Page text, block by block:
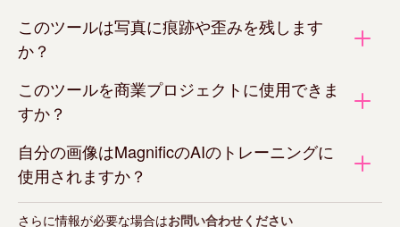
このツールは写真に痕跡や歪みを残します
か？
このツールを商業プロジェクトに使用できま
すか？
自分の画像はMagnificのAIのトレーニングに
使用されますか？
さらに情報が必要な場合はお問い合わせください